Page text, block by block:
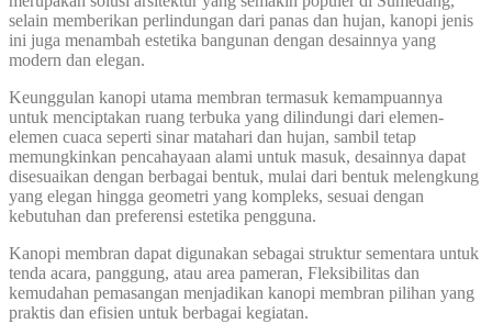
selain memberikan perlindungan dari panas dan hujan, kanopi jenis
ini juga menambah estetika bangunan dengan desainnya yang
modern dan elegan.
Keunggulan kanopi utama membran termasuk kemampuannya
untuk menciptakan ruang terbuka yang dilindungi dari elemen-
elemen cuaca seperti sinar matahari dan hujan, sambil tetap
memungkinkan pencahayaan alami untuk masuk, desainnya dapat
disesuaikan dengan berbagai bentuk, mulai dari bentuk melengkung
yang elegan hingga geometri yang kompleks, sesuai dengan
kebutuhan dan preferensi estetika pengguna.
Kanopi membran dapat digunakan sebagai struktur sementara untuk
tenda acara, panggung, atau area pameran, Fleksibilitas dan
kemudahan pemasangan menjadikan kanopi membran pilihan yang
praktis dan efisien untuk berbagai kegiatan.